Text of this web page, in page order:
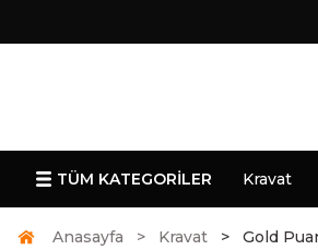
TÜM KATEGORİLER Kravat
Anasayfa Kravat Gold